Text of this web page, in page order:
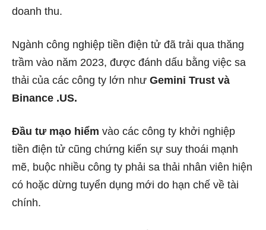
doanh thu.
Ngành công nghiệp tiền điện tử đã trải qua thăng
trầm vào năm 2023, được đánh dấu bằng việc sa
thải của các công ty lớn như Gemini Trust và
Binance .US.
Đầu tư mạo hiểm vào các công ty khởi nghiệp
tiền điện tử cũng chứng kiến ​​​​sự suy thoái mạnh
mẽ, buộc nhiều công ty phải sa thải nhân viên hiện
có hoặc dừng tuyển dụng mới do hạn chế về tài
chính.